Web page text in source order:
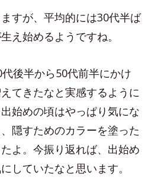
すが、平均的には30代半ば
え始めるようですね。
後半から50代前半にかけ
てきたなと実感するように
始めの頃はやっぱり気にな
隠すためのカラーを塗った
よ。今振り返れば、出始め
していたなと思います。